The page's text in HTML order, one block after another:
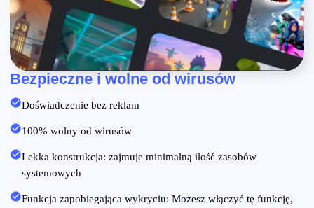
Bezpieczne i wolne od wirusów
Doświadczenie bez reklam
100% wolny od wirusów
Lekka konstrukcja: zajmuje minimalną ilość zasobów
systemowych
Funkcja zapobiegająca wykryciu: Możesz włączyć tę funkcję,